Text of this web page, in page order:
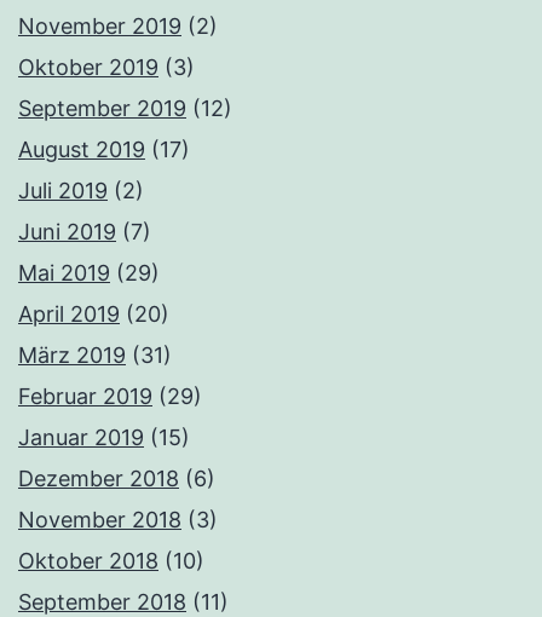
November 2019 (2)
Oktober 2019 (3)
September 2019 (12)
August 2019 (17)
Juli 2019 (2)
Juni 2019 (7)
Mai 2019 (29)
April 2019 (20)
März 2019 (31)
Februar 2019 (29)
Januar 2019 (15)
Dezember 2018 (6)
November 2018 (3)
Oktober 2018 (10)
September 2018 (11)